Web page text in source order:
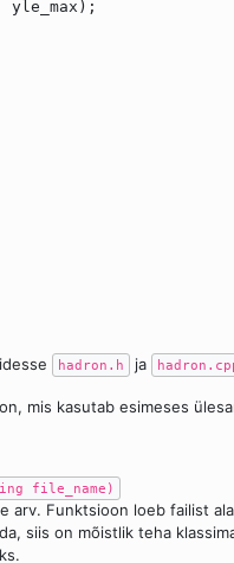
yle_max);
hadron.h ja
mis kasutab esimeses
file_name)
arv. Funktsioon loeb failist
siis on mõistlik teha